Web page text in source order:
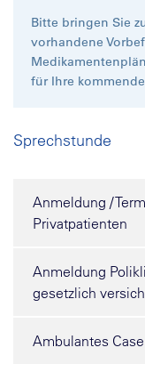
Bitte bringen Sie
vorhandene
für Ihre
Sprechstunde
Anmeldung /
Privatpatienten
Anmeldung
gesetzlich
Ambulantes